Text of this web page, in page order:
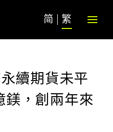
简 繁
續期貨未平
鎂，創兩年來